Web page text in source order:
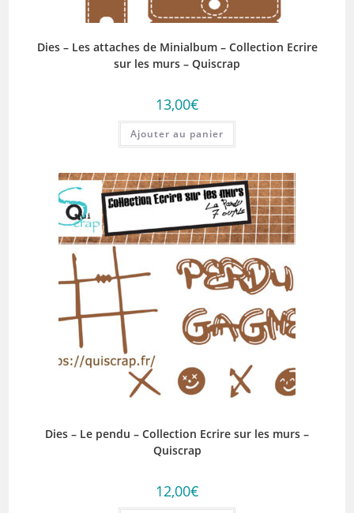
Dies – Les attaches de Minialbum – Collection Ecrire
sur les murs – Quiscrap
13,00€
Ajouter au panier
Dies – Le pendu – Collection Ecrire sur les murs –
Quiscrap
12,00€